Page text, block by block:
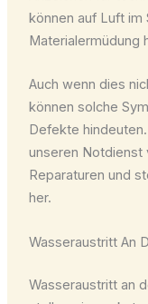
können auf Luft im
Materialermüdung
Auch wenn dies
können solche
Defekte
unseren Notdienst
Reparaturen und
her.
Wasseraustritt An
Wasseraustritt an